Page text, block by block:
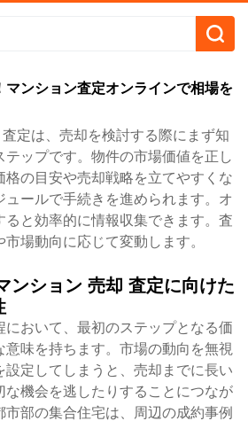
マンション査定オンラインで相場を
定は、売却を検討する際にまず知
テップです。物件の市場価値を正し
格の目安や売却戦略を立てやすくな
ュールで手続きを進められます。オ
ると効率的に情報収集できます。査
場動向に応じて変動します。
ンション 売却 査定に向けた
において、最初のステップとなる価
味を持ちます。市場の動向を無視
設定してしまうと、売却までに長い
な機会を逃したりすることにつなが
市部の集合住宅は、周辺の成約事例